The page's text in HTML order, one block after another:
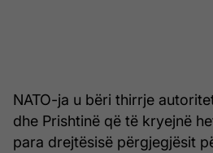
NATO-ja u bëri thirrje
dhe Prishtinë që të kryejnë
para drejtësisë përgjegjësit